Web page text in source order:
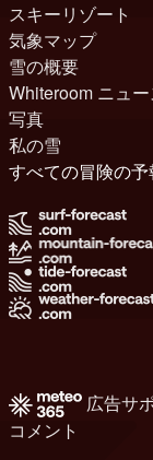
スキーリゾート
気象マップ
雪の概要
Whiteroom ニュー
写真
私の雪
すべての冒険の予
広告サ
コメント